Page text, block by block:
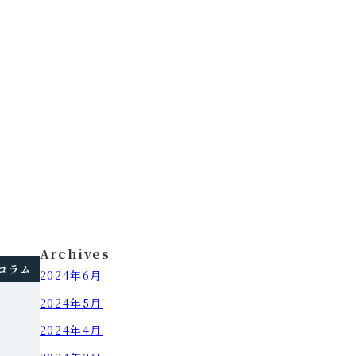
ラム
Archives
2024年6月
2024年5月
2024年4月